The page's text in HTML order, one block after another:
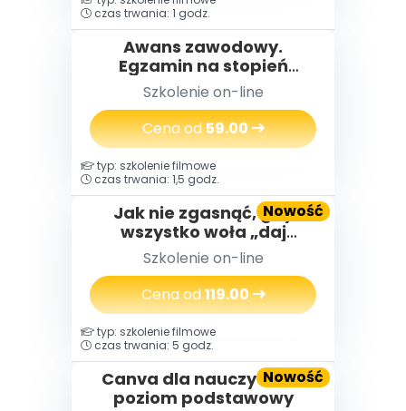
czas trwania: 1 godz.
Awans zawodowy.
Egzamin na stopień
nauczyciela
mianowanego w praktyce
Szkolenie on-line
Cena od59.00
Nowość
typ: szkolenie filmowe
czas trwania: 1,5 godz.
Jak nie zgasnąć, gdy
wszystko woła „daj
więcej” – o wypaleniu
zawodowym
nauczycielek i nauczycieli,
którzy za długo byli silni
Szkolenie on-line
Cena od119.00
Nowość
typ: szkolenie filmowe
czas trwania: 5 godz.
Canva dla nauczycieli -
poziom podstawowy